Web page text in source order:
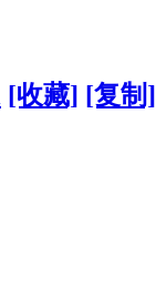
[收藏] [复制]